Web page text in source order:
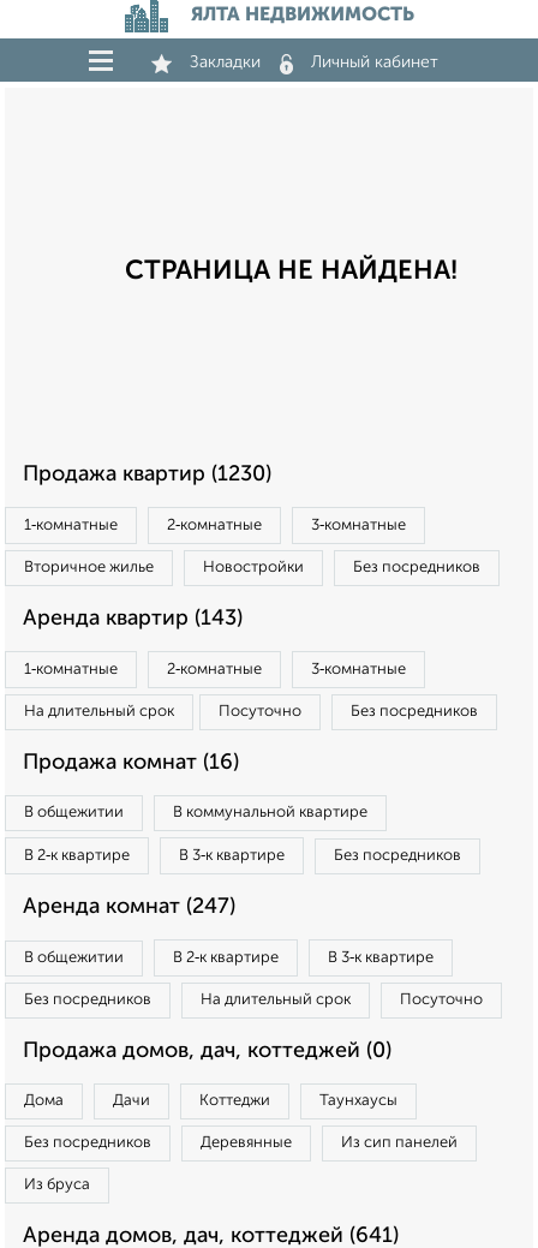
ЯЛТА НЕДВИЖИМОСТЬ
Закладки Личный кабинет
СТРАНИЦА НЕ НАЙДЕНА!
Продажа квартир (1230)
1‑комнатные 2‑комнатные 3‑комнатные
Вторичное жилье Новостройки Без посредников
Аренда квартир (143)
1‑комнатные 2‑комнатные 3‑комнатные
На длительный срок Посуточно Без посредников
Продажа комнат (16)
В общежитии В коммунальной квартире
В 2‑к квартире В 3‑к квартире Без посредников
Аренда комнат (247)
В общежитии В 2‑к квартире В 3‑к квартире
Без посредников На длительный срок Посуточно
Продажа домов, дач, коттеджей (0)
Дома Дачи Коттеджи Таунхаусы
Без посредников Деревянные Из сип панелей
Из бруса
Аренда домов, дач, коттеджей (641)